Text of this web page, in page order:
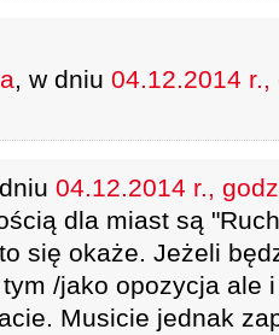
, w dniu 04.12.2014
04.12.2014 r.,
dla miast są
się okaże. Jeżeli
/jako opozycja ale
Musicie jednak